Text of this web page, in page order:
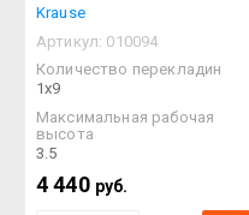
Krause
Артикул: 010094
Количество перекладин
1х9
Максимальная рабочая
высота
3.5
4 440 руб.